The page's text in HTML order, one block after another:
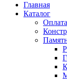
Главная
Каталог